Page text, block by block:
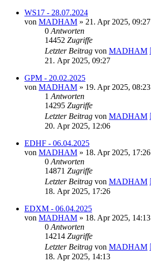
WS17 - 28.07.2024
von MADHAM » 21. Apr 2025, 09:27
0 Antworten
14452 Zugriffe
Letzter Beitrag von MADHAM
21. Apr 2025, 09:27
GPM - 20.02.2025
von MADHAM » 19. Apr 2025, 08:23
1 Antworten
14295 Zugriffe
Letzter Beitrag von MADHAM
20. Apr 2025, 12:06
EDHF - 06.04.2025
von MADHAM » 18. Apr 2025, 17:26
0 Antworten
14871 Zugriffe
Letzter Beitrag von MADHAM
18. Apr 2025, 17:26
EDXM - 06.04.2025
von MADHAM » 18. Apr 2025, 14:13
0 Antworten
14214 Zugriffe
Letzter Beitrag von MADHAM
18. Apr 2025, 14:13